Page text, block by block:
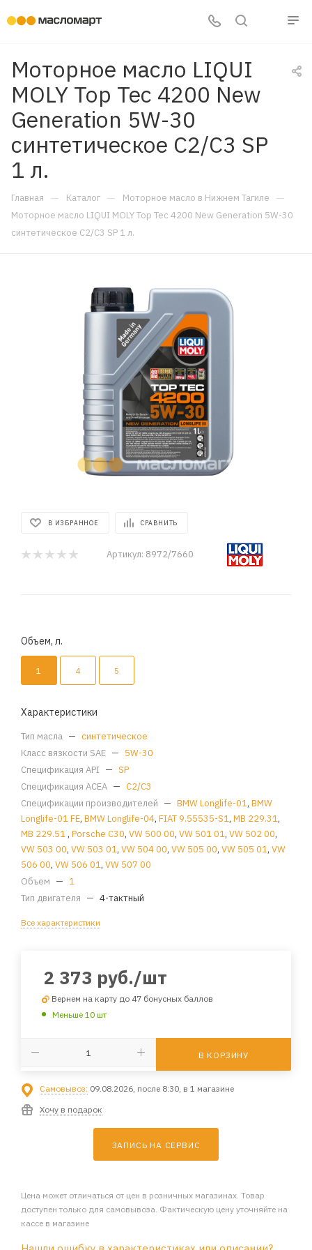
Моторное масло LIQUI
MOLY Top Tec 4200 New
Generation 5W-30
синтетическое C2/C3 SP
1 л.
Главная — Каталог — Моторное масло в Нижнем Тагиле —
Моторное масло LIQUI MOLY Top Tec 4200 New Generation 5W-30
синтетическое C2/C3 SP 1 л.
В ИЗБРАННОЕ СРАВНИТЬ
Артикул: 8972/7660
Объем, л.
1 4 5
Характеристики
Тип масла — синтетическое
Класс вязкости SAE — 5W-30
Спецификация API — SP
Спецификация ACEA — C2/C3
Спецификации производителей — BMW Longlife-01, BMW
Longlife-01 FE, BMW Longlife-04, FIAT 9.55535-S1, MB 229.31,
MB 229.51, Porsche C30, VW 500 00, VW 501 01, VW 502 00,
VW 503 00, VW 503 01, VW 504 00, VW 505 00, VW 505 01, VW
506 00, VW 506 01, VW 507 00
Объем — 1
Тип двигателя — 4-тактный
Все характеристики
2 373 руб./шт
Вернем на карту до 47 бонусных баллов
Меньше 10 шт
В КОРЗИНУ
Самовывоз: 09.08.2026, после 8:30, в 1 магазине
Хочу в подарок
ЗАПИСЬ НА СЕРВИС
Цена может отличаться от цен в розничных магазинах. Товар
доступен только для самовывоза. Фактическую цену уточняйте на
кассе в магазине